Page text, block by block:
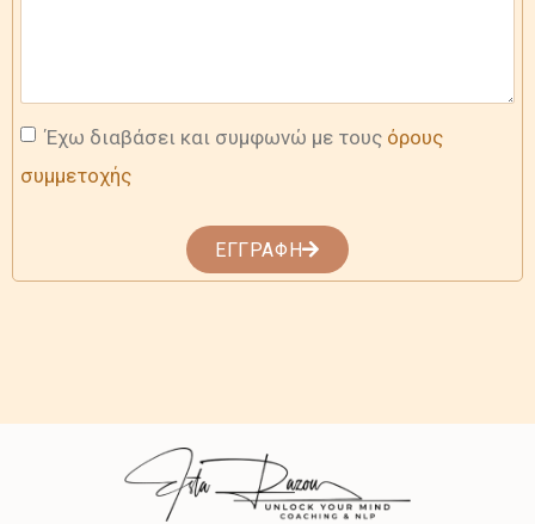
Έχω διαβάσει και συμφωνώ με τους όρους
συμμετοχής
ΕΓΓΡΑΦΗ